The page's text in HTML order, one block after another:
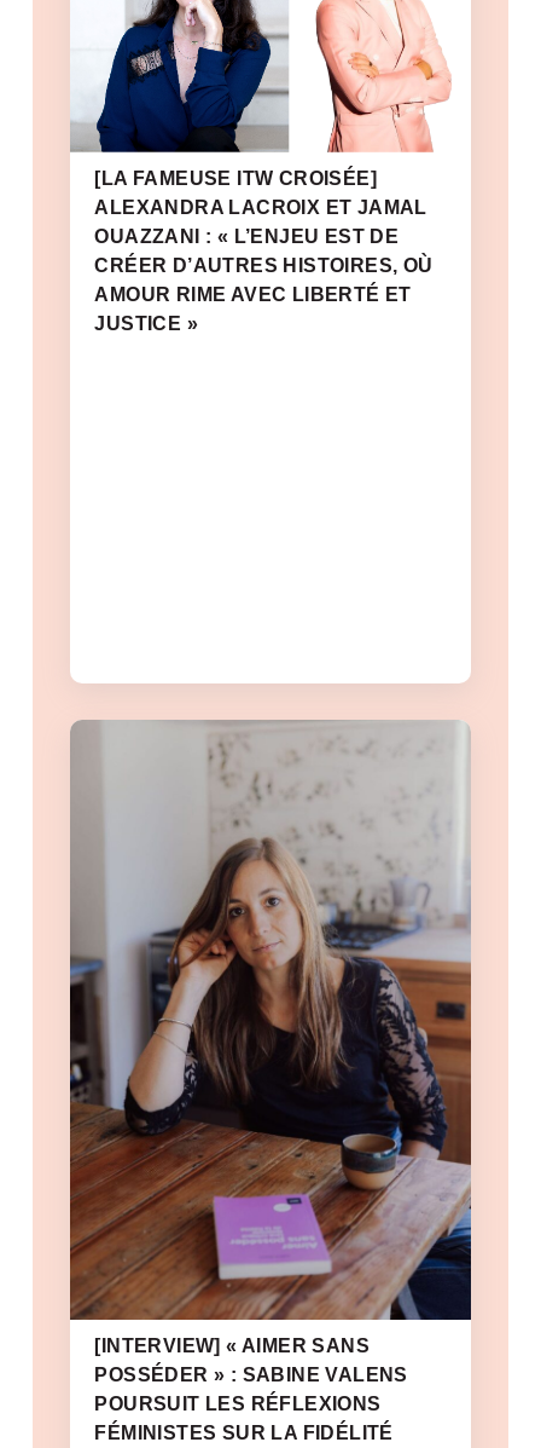
[LA FAMEUSE ITW CROISÉE]
ALEXANDRA LACROIX ET JAMAL
OUAZZANI : « L’ENJEU EST DE
CRÉER D’AUTRES HISTOIRES, OÙ
AMOUR RIME AVEC LIBERTÉ ET
JUSTICE »
[INTERVIEW] « AIMER SANS
POSSÉDER » : SABINE VALENS
POURSUIT LES RÉFLEXIONS
FÉMINISTES SUR LA FIDÉLITÉ